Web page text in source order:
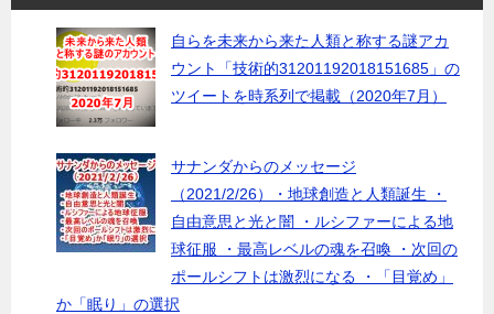
自らを未来から来た人類と称する謎アカ
ウント「技術的31201192018151685」の
ツイートを時系列で掲載（2020年7月）
サナンダからのメッセージ
（2021/2/26）・地球創造と人類誕生 ・
自由意思と光と闇 ・ルシファーによる地
球征服 ・最高レベルの魂を召喚 ・次回の
ポールシフトは激烈になる ・「目覚め」
か「眠り」の選択